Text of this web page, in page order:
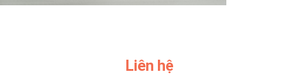
Liên hệ